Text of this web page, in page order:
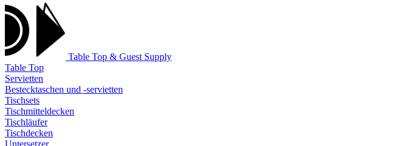
Table Top & Guest Supply
Table Top
Servietten
Bestecktaschen und -servietten
Tischsets
Tischmitteldecken
Tischläufer
Tischdecken